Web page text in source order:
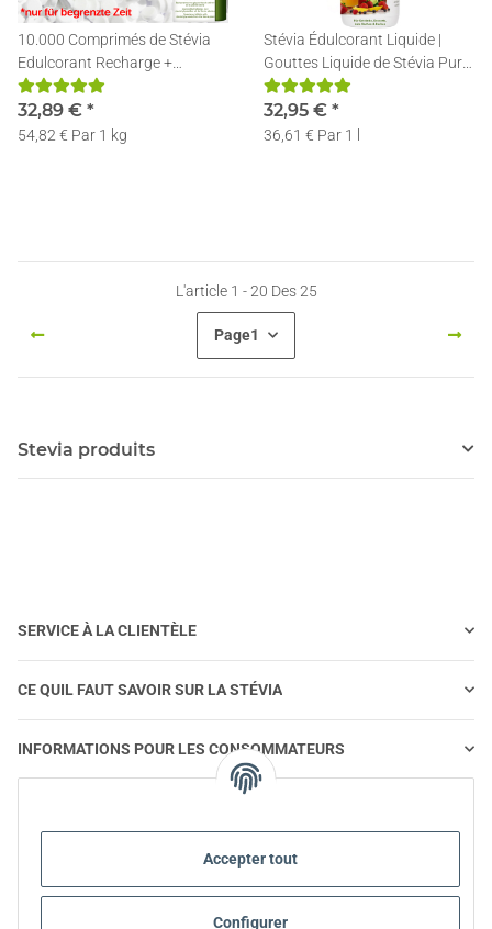
Accepter tout
Configurer
10.000 Comprimés de Stévia
Edulcorant Recharge +
Distributeur
32,89 € *
54,82 € Par 1 kg
Stévia Édulcorant Liquide |
Gouttes Liquide de Stévia Pure
| Stévia Liquide | 6x150ml
32,95 € *
36,61 € Par 1 l
L'article 1 - 20 Des 25
Page1
Stevia produits
SERVICE À LA CLIENTÈLE
CE QUIL FAUT SAVOIR SUR LA STÉVIA
INFORMATIONS POUR LES CONSOMMATEURS
STEVIA | QUESTIONS ET RÉPONSES